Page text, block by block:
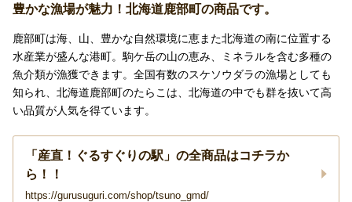
豊かな漁場が魅力！北海道鹿部町の商品です。
鹿部町は海、山、豊かな自然環境に恵また北海道の南に位置する
水産業が盛んな港町。駒ケ岳の山の恵み、ミネラルを含む多種の
魚介類が漁獲できます。全国有数のスケソウダラの漁場としても
知られ、北海道鹿部町のたらこは、北海道の中でも群を抜いて高
い品質が人気を得ています。
「産直！ぐるすぐりの駅」の全商品はコチラか
ら！！
https://gurusuguri.com/shop/tsuno_gmd/